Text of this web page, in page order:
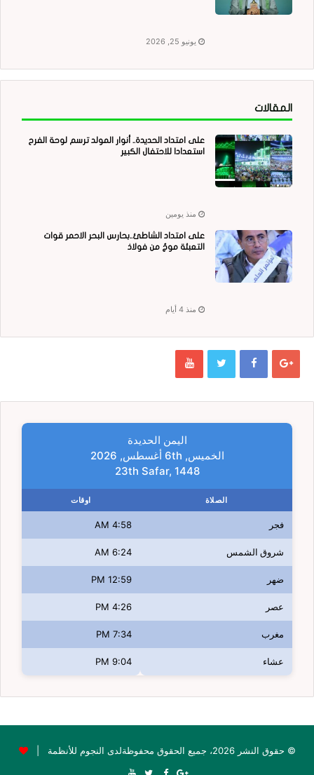
يونيو 25, 2026
المقالات
على امتداد الحديدة.. أنوار المولد ترسم لوحة الفرح
استعدادا للاحتفال الكبير
منذ يومين
على امتداد الشاطئ..بحارس البحر الاحمر قوات
التعبئة موجٌ من فولاذ
منذ 4 أيام
اليمن الحديدة
الخميس, 6th أغسطس, 2026
23th Safar, 1448
الصلاة اوقات
فجر 4:58 AM
شروق الشمس 6:24 AM
ضهر 12:59 PM
عصر 4:26 PM
مغرب 7:34 PM
عشاء 9:04 PM
© حقوق النشر 2026، جميع الحقوق محفوظةلدى النجوم للأنظمة |